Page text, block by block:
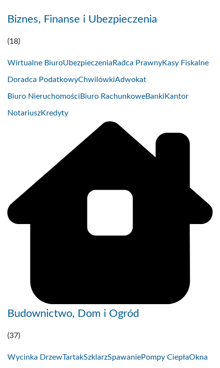
Biznes, Finanse i Ubezpieczenia
(18)
Wirtualne BiuroUbezpieczenia Radca PrawnyKasy Fiskalne
Doradca PodatkowyChwilówkiAdwokat
Biuro Nieruchomości Biuro RachunkoweBanki Kantor
NotariuszKredyty
Budownictwo, Dom i Ogród
(37)
Wycinka DrzewTartakSzklarzSpawaniePompy CiepłaOkna